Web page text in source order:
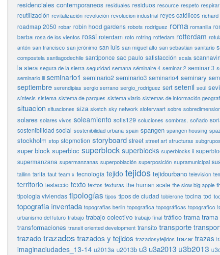
residenciales contemporaneos residuales residuos resource respeto respirar
reutilización revitalización revolución revolucion industrial reyes católicos
roadmap 2050 robar robin hood gardens robots rodriguez roma romanilla
barba rosa de los vientos rossi roterdam roto rotring rottedam rotterdam
antón san francisco san jerónimo san luis san miguel alto san sebastian sanitario
compostela santiagodechile santiponce sao paulo satisfacción scala
la siera segura de la sierra seguridad semana séminaire 4 seminar 2 seminar 3
seminario iii seminario1 seminario2 seminario3 seminario4 seminary
septiembre serendipias sergio serrano sergio_rodriguez sert setenil seúl
síntesis sistema sistema de parques sistema viario sistemas de información
situacion situaciones siza sketch sky network slotervaart sobre
solares solares vivos soleamiento solis129 soluciones sombras. soñado
sostenibilidad social sostenibilidad urbana spain spangen spangen housing
stockholm stop stopmotion storyboard street street art structuras
super block superbloc superblock superblocks superblocks ii
supermanzana supermanzanas superpoblación superposición supramunicipal
tallinn tarifa taut team x tecnología tejido tejidos tejidourbano television
territorio testaccio texto textos texturas the human scale the slow big apple
tipologia viviendas tipologías tipos tipos de ciudad toblerone tocina tod
topografia inventada topografias berlin topografica topográficas topografico
urbanismo del futuro trabajo trabajo colectivo trabajo final tráfico trama trama
transformaciones transit oriented development transito transporte
trazadotrazados trazados y tejidos trazadosytejidos trazar trazas
imaginaciudades_13-14 u2013a u2013b u3 u3a2013 u3b2013